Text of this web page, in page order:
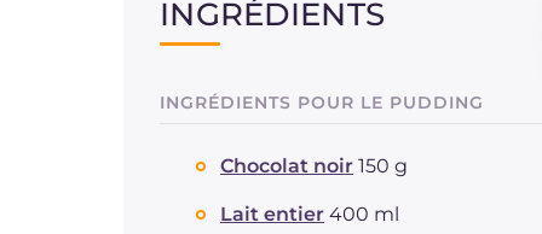
INGRÉDIENTS
INGRÉDIENTS POUR LE PUDDING
Chocolat noir 150 g
Lait entier 400 ml